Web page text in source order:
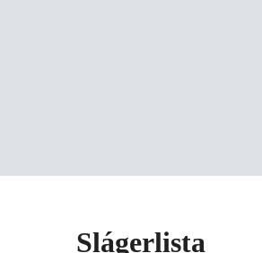
Slágerlista